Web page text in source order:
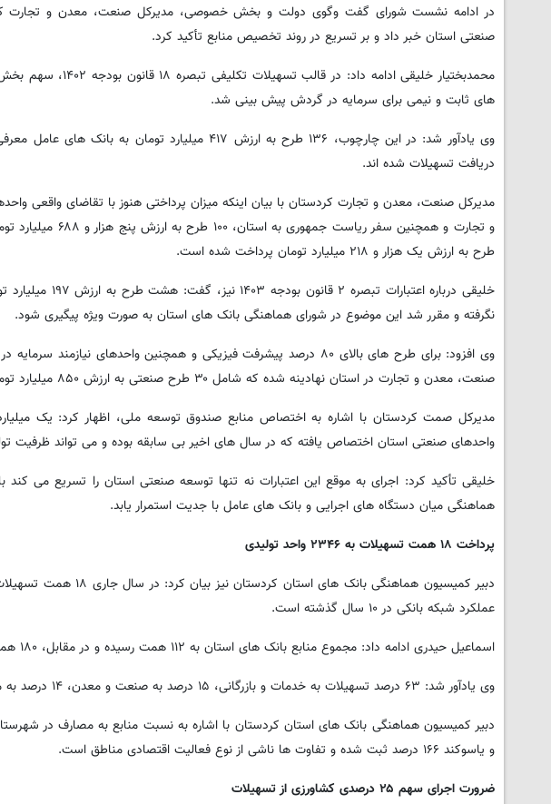
در ادامه نشست شورای گفت وگوی دولت و بخش خصوصی، مدیرکل صنعت، معدن و تجارت
صنعتی استان خبر داد و بر تسریع در روند تخصیص منابع تأکید کرد.
های ثابت و نیمی برای سرمایه در گردش پیش بینی شد.
دریافت تسهیلات شده اند.
مدیرکل صنعت، معدن و تجارت کردستان با بیان اینکه میزان پرداختی هنوز با تقاضای واقعی
و تجارت و همچنین
طرح به ارزش یک هزار و ۲۱۸ میلیارد تومان پرداخت شده است.
خلیقی درباره
نگرفته و مقرر شد این موضوع در شورای هماهنگی بانک های استان به صورت ویژه پیگیری شود.
صنعت، معدن و تجارت در استان نهادینه شده که شامل ۳۰ طرح صنعتی به ارزش ۸۵۰ میلیارد تومان و ۱۵ میلیارد تومان سرمایه در گردش است.
واحدهای صنعتی استان اختصاص یافته که در سال های اخیر بی سابقه بوده و می تواند ظرفیت
خلیقی تأکید کرد: اجرای به موقع این اعتبارات نه تنها توسعه صنعتی استان را تسریع می
هماهنگی میان دستگاه های اجرایی و بانک های عامل با جدیت استمرار یابد.
پرداخت ۱۸ همت تسهیلات به ۲۳۴۶ واحد تولیدی
عملکرد شبکه بانکی در ۱۰ سال گذشته است.
اسماعیل حیدری ادامه داد: مجموع منابع بانک های استان به ۱۱۲ همت رسیده و در مقابل، ۱۸۰ همت تسهیلات در بخش های مختلف پرداخت شده است.
وی یادآور شد: ۶۳ درصد تسهیلات به خدمات و بازرگانی، ۱۵ درصد به صنعت و معدن، ۱۴ درصد به مسکن و ساختمان و ۸ درصد به کشاورزی اختصاص یافته است.
و یاسوکند ۱۶۶ درصد ثبت شده و تفاوت ها ناشی از نوع فعالیت اقتصادی مناطق است.
ضرورت اجرای سهم ۲۵ درصدی کشاورزی از تسهیلات